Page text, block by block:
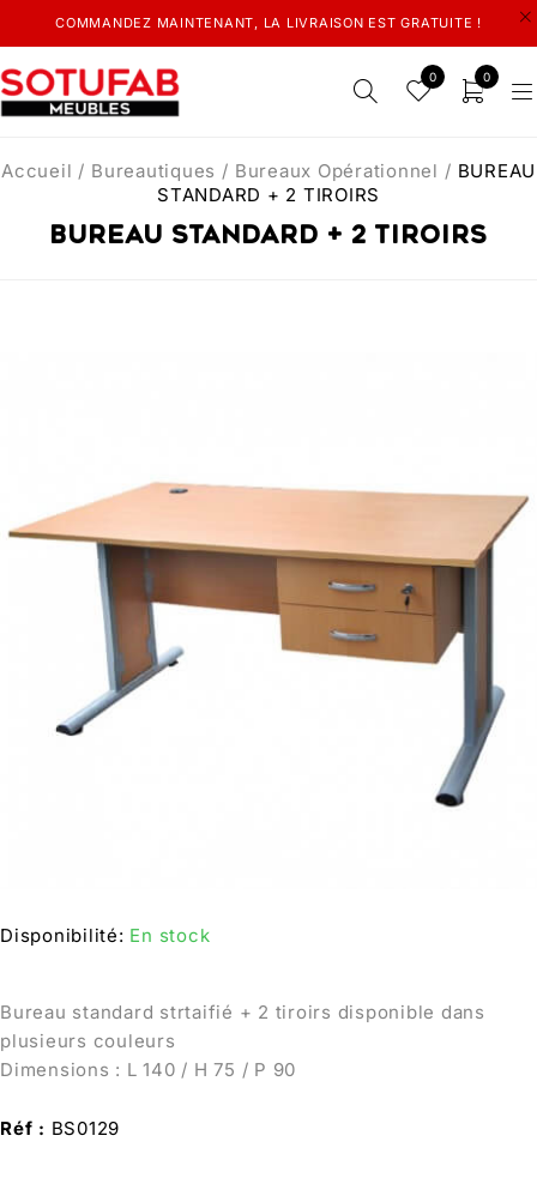
COMMANDEZ MAINTENANT, LA LIVRAISON EST GRATUITE !
0 0
BUREAU STANDARD + 2 TIROIRS
Accueil / Bureautiques / Bureaux Opérationnel / BUREAU
STANDARD + 2 TIROIRS
Disponibilité: En stock
Bureau standard strtaifié + 2 tiroirs disponible dans
plusieurs couleurs
Dimensions : L 140 / H 75 / P 90
Réf : BS0129